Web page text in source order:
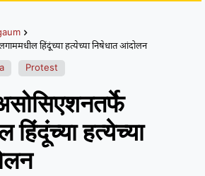
हिंदूंच्या हत्येच्या निषेधात आंदोलन
Protest
हिंदूंच्या हत्येच्या